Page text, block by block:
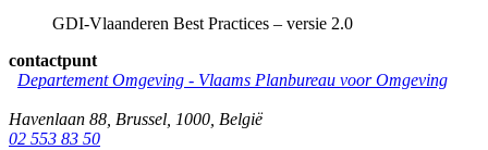
GDI-Vlaanderen Best Practices – versie 2.0
contactpunt
Departement Omgeving - Vlaams Planbureau voor Omgeving
Havenlaan 88 Brussel 1000 België
02 553 83 50